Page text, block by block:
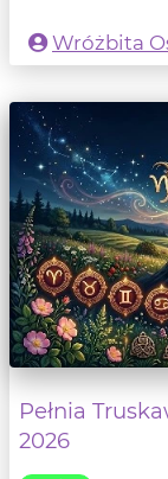
Wróżbita
Pełnia
2026